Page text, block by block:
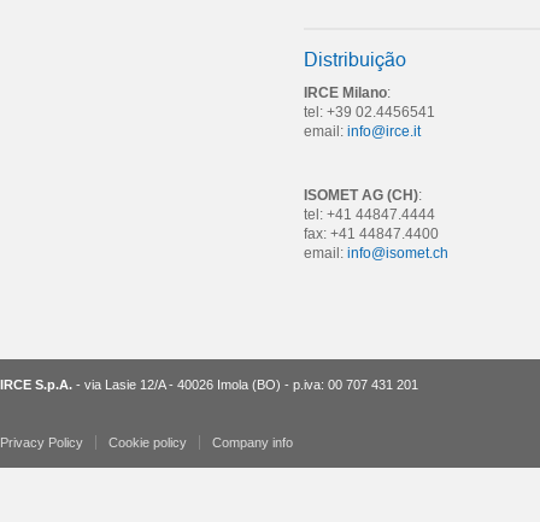
Distribuição
IRCE Milano:
tel: +39 02.4456541
email: info@irce.it
ISOMET AG (CH):
tel: +41 44847.4444
fax: +41 44847.4400
email: info@isomet.ch
IRCE S.p.A. - via Lasie 12/A - 40026 Imola (BO) - p.iva: 00 707 431 201
Privacy Policy Cookie policy Company info